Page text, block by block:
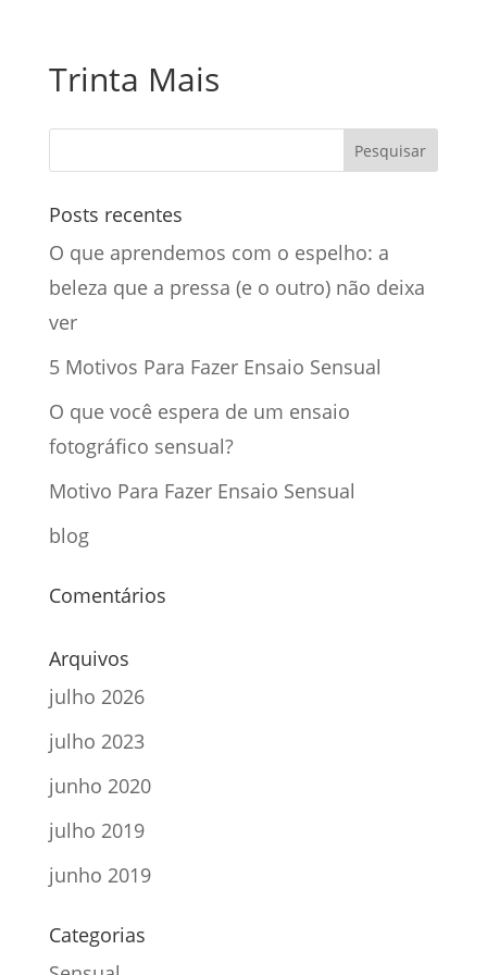
Trinta Mais
Posts recentes
O que aprendemos com o espelho: a
beleza que a pressa (e o outro) não deixa
ver
5 Motivos Para Fazer Ensaio Sensual
O que você espera de um ensaio
fotográfico sensual?
Motivo Para Fazer Ensaio Sensual
blog
Comentários
Arquivos
julho 2026
julho 2023
junho 2020
julho 2019
junho 2019
Categorias